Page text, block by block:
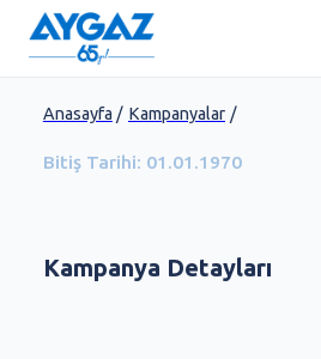
Anasayfa / Kampanyalar /
Bitiş Tarihi: 01.01.1970
Kampanya Detayları